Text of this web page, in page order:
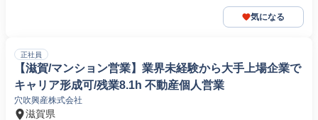
気になる
正社員
【滋賀/マンション営業】業界未経験から大手上場企業で
キャリア形成可/残業8.1h 不動産個人営業
穴吹興産株式会社
滋賀県